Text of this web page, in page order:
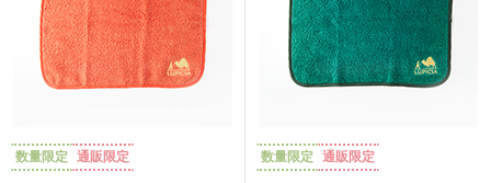
数量限定 通販限定 数量限定 通販限定